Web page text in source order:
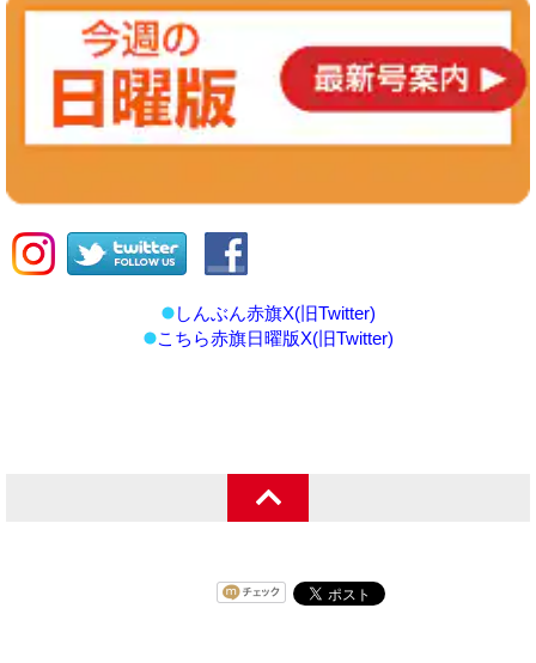
しんぶん赤旗X(旧Twitter)
こちら赤旗日曜版X(旧Twitter)